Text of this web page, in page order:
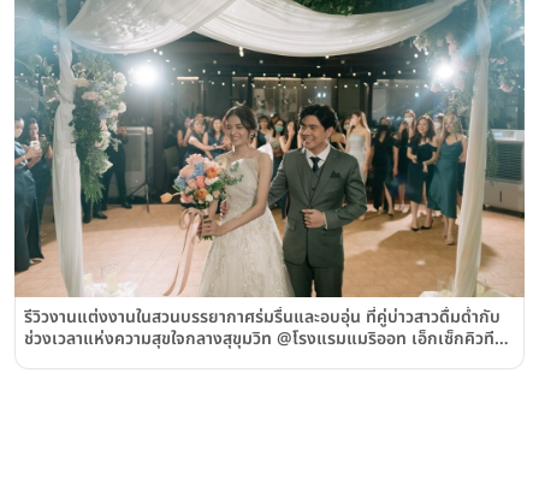
รีวิวงานแต่งงานในสวนบรรยากาศร่มรื่นและอบอุ่น ที่คู่บ่าวสาวดื่มด่ำกับ
ช่วงเวลาแห่งความสุขใจกลางสุขุมวิท @โรงแรมแมริออท เอ็กเซ็กคิวทีฟ